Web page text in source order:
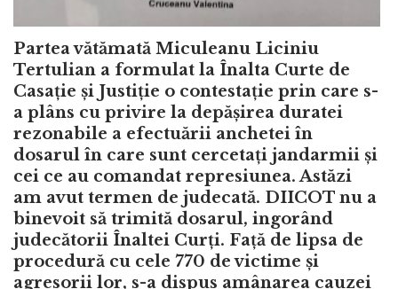
Partea vătămată Miculeanu Liciniu
Tertulian a formulat la Înalta Curte de
Casație și Justiție o contestație prin care s-
a plâns cu privire la depășirea duratei
rezonabile a efectuării anchetei în
dosarul în care sunt cercetați jandarmii și
cei ce au comandat represiunea. Astăzi
am avut termen de judecată. DIICOT nu a
binevoit să trimită dosarul, ingorând
judecătorii Înaltei Curți. Față de lipsa de
procedură cu cele 770 de victime și
agresorii lor, s-a dispus amânarea cauzei